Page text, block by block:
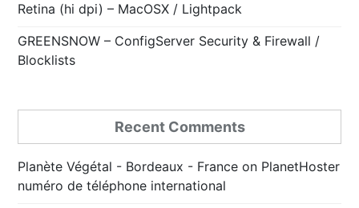
Retina (hi dpi) – MacOSX / Lightpack
GREENSNOW – ConfigServer Security & Firewall /
Blocklists
Recent Comments
Planète Végétal - Bordeaux - France on PlanetHoster
numéro de téléphone international